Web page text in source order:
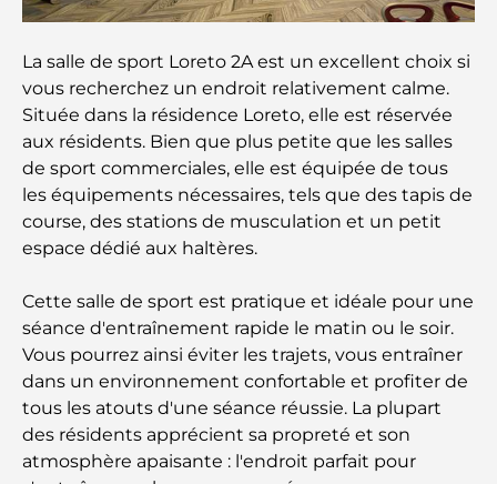
dynamique de Dubaï
Cartes de crédit aux Émirats arabes unis : un guide
complet pour dépenser intelligemment
Hôpital du DIFC : des soins médicaux de classe
mondiale à Dubaï
Beyond Price
Salles de sport au DIFC : quand le fitness
rencontre le style de vie professionnel
Plateformes de trading aux Émirats arabes unis :
un guide pour les investisseurs modernes
La salle de sport Loreto 2A est un excellent choix si
vous recherchez un endroit relativement calme.
Située dans la résidence Loreto, elle est réservée
aux résidents. Bien que plus petite que les salles
de sport commerciales, elle est équipée de tous
les équipements nécessaires, tels que des tapis de
course, des stations de musculation et un petit
espace dédié aux haltères.
Cette salle de sport est pratique et idéale pour une
séance d'entraînement rapide le matin ou le soir.
Vous pourrez ainsi éviter les trajets, vous entraîner
dans un environnement confortable et profiter de
tous les atouts d'une séance réussie. La plupart
des résidents apprécient sa propreté et son
atmosphère apaisante : l'endroit parfait pour